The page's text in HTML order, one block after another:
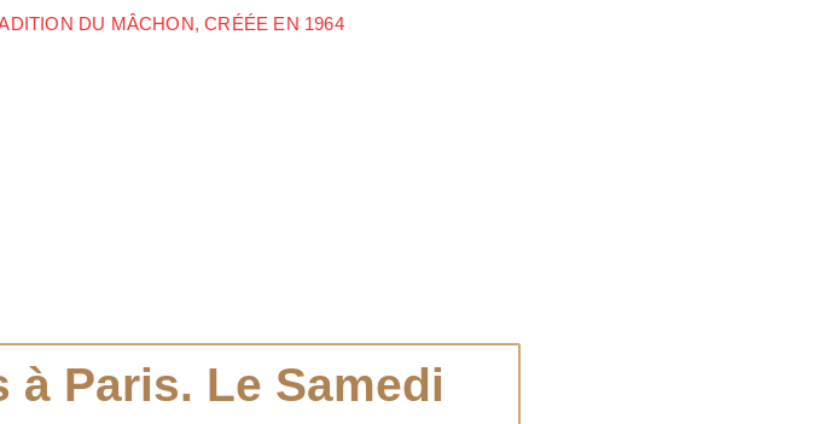
DU MÂCHON, CRÉÉE EN 1964
Paris. Le Samedi